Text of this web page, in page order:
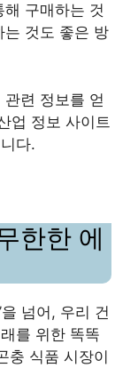
구매하는 것
는 것도 좋은 방
련 정보를 얻
업 정보 사이트
다.
한한 에
넘어, 우리 건
를 위한 똑똑
충 식품 시장이